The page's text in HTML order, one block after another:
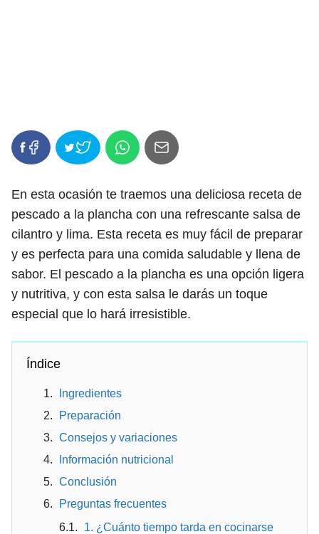
En esta ocasión te traemos una deliciosa receta de
pescado a la plancha con una refrescante salsa de
cilantro y lima. Esta receta es muy fácil de preparar
y es perfecta para una comida saludable y llena de
sabor. El pescado a la plancha es una opción ligera
y nutritiva, y con esta salsa le darás un toque
especial que lo hará irresistible.
Índice
Ingredientes
Preparación
Consejos y variaciones
Información nutricional
Conclusión
Preguntas frecuentes
1. ¿Cuánto tiempo tarda en cocinarse